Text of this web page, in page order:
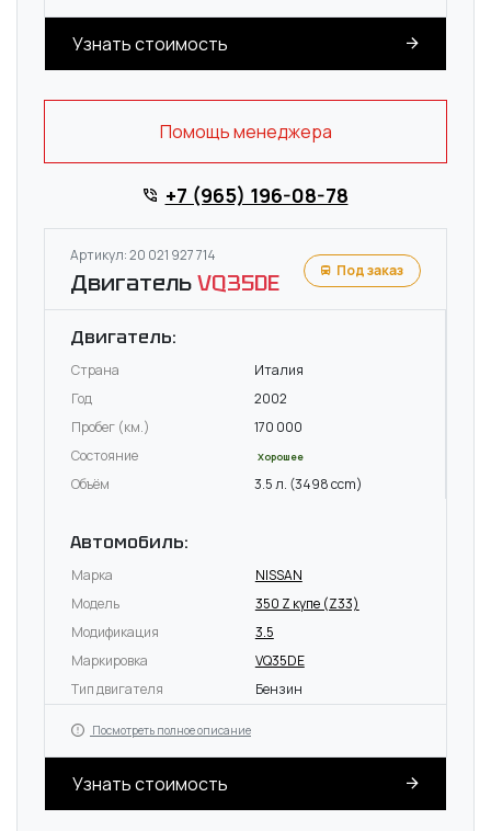
Узнать стоимость
Помощь менеджера
+7 (965) 196-08-78
Артикул: 20 021 927 714
ДвигательVQ35DE Под заказ
Двигатель:
Страна
Италия
Год
2002
Пробег (км.)
170 000
Состояние
Хорошее
Объём 3.5 л. (3498 ccm)
Автомобиль:
Марка
NISSAN
Модель
350 Z купе (Z33)
Модификация
3.5
Маркировка
VQ35DE
Тип двигателя
Бензин
Посмотреть полное описание
Узнать стоимость